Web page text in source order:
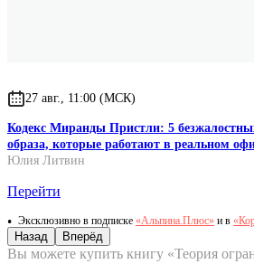
27 авг., 11:00 (МСК)
Кодекс Миранды Пристли: 5
образа, которые работают в реальном
Юлия Литвин
Перейти
Эксклюзивно в подписке «Альпина.Плюс» и в
Назад Вперёд
Вы можете купить книгу «Теория